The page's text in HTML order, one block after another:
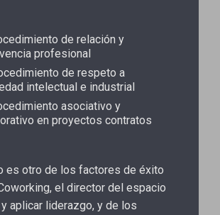
de relación y
profesional
de respeto a
intelectual e industrial
asociativo y
en proyectos contratos
es otro de los factores de éxito
el director del espacio
aplicar liderazgo, y de los